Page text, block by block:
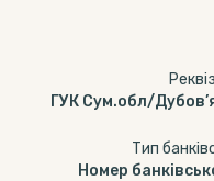
ГУК Сум.обл/
Тип
Номер